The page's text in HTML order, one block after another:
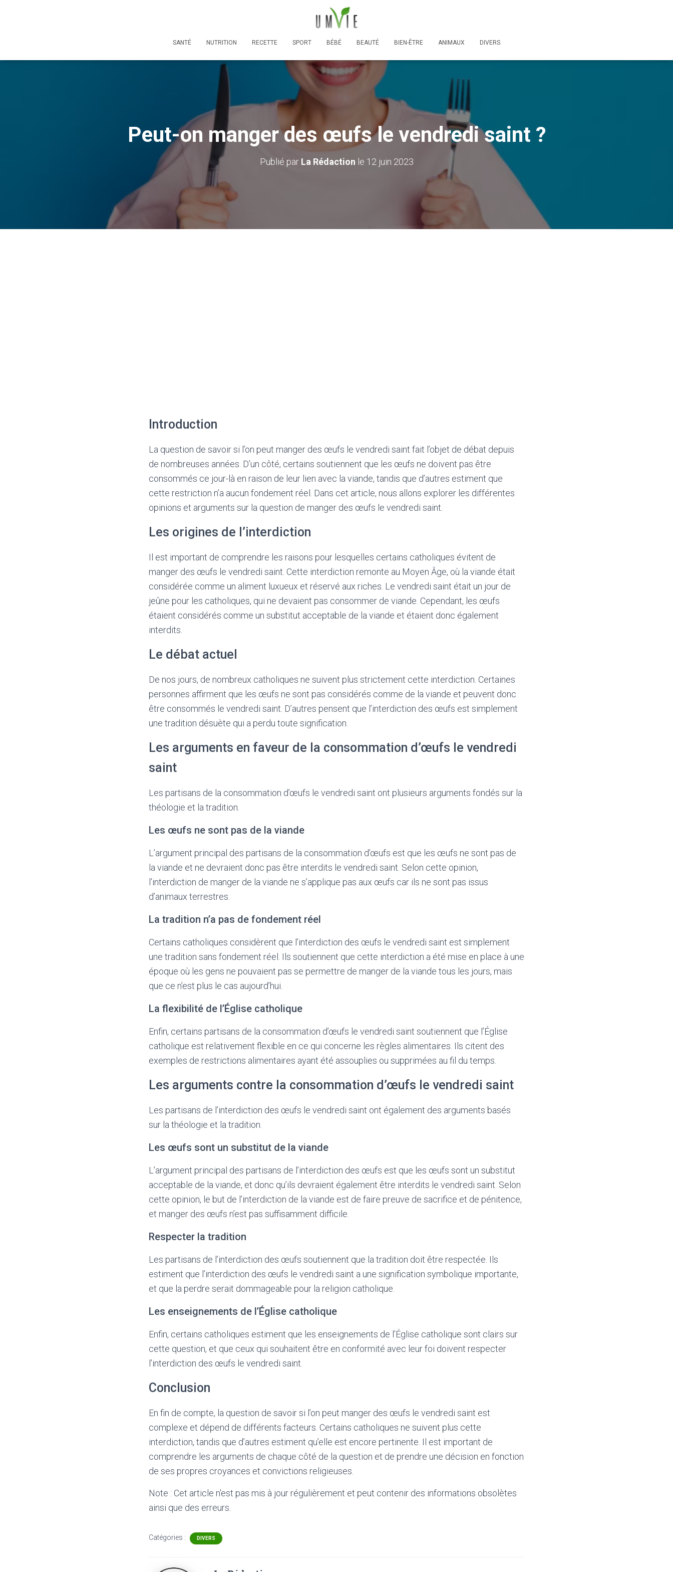
SANTÉ NUTRITION RECETTE SPORT BÉBÉ BEAUTÉ BIEN-ÊTRE ANIMAUX DIVERS
Peut-on manger des œufs le vendredi saint ?
Publié par La Rédaction le 12 juin 2023
Introduction
La question de savoir si l’on peut manger des œufs le vendredi saint fait l’objet de débat depuis
de nombreuses années. D’un côté, certains soutiennent que les œufs ne doivent pas être
consommés ce jour-là en raison de leur lien avec la viande, tandis que d’autres estiment que
cette restriction n’a aucun fondement réel. Dans cet article, nous allons explorer les différentes
opinions et arguments sur la question de manger des œufs le vendredi saint.
Les origines de l’interdiction
Il est important de comprendre les raisons pour lesquelles certains catholiques évitent de
manger des œufs le vendredi saint. Cette interdiction remonte au Moyen Âge, où la viande était
considérée comme un aliment luxueux et réservé aux riches. Le vendredi saint était un jour de
jeûne pour les catholiques, qui ne devaient pas consommer de viande. Cependant, les œufs
étaient considérés comme un substitut acceptable de la viande et étaient donc également
interdits.
Le débat actuel
De nos jours, de nombreux catholiques ne suivent plus strictement cette interdiction. Certaines
personnes affirment que les œufs ne sont pas considérés comme de la viande et peuvent donc
être consommés le vendredi saint. D’autres pensent que l’interdiction des œufs est simplement
une tradition désuète qui a perdu toute signification.
Les arguments en faveur de la consommation d’œufs le vendredi
saint
Les partisans de la consommation d’œufs le vendredi saint ont plusieurs arguments fondés sur la
théologie et la tradition.
Les œufs ne sont pas de la viande
L’argument principal des partisans de la consommation d’œufs est que les œufs ne sont pas de
la viande et ne devraient donc pas être interdits le vendredi saint. Selon cette opinion,
l’interdiction de manger de la viande ne s’applique pas aux œufs car ils ne sont pas issus
d’animaux terrestres.
La tradition n’a pas de fondement réel
Certains catholiques considèrent que l’interdiction des œufs le vendredi saint est simplement
une tradition sans fondement réel. Ils soutiennent que cette interdiction a été mise en place à une
époque où les gens ne pouvaient pas se permettre de manger de la viande tous les jours, mais
que ce n’est plus le cas aujourd’hui.
La flexibilité de l’Église catholique
Enfin, certains partisans de la consommation d’œufs le vendredi saint soutiennent que l’Église
catholique est relativement flexible en ce qui concerne les règles alimentaires. Ils citent des
exemples de restrictions alimentaires ayant été assouplies ou supprimées au fil du temps.
Les arguments contre la consommation d’œufs le vendredi saint
Les partisans de l’interdiction des œufs le vendredi saint ont également des arguments basés
sur la théologie et la tradition.
Les œufs sont un substitut de la viande
L’argument principal des partisans de l’interdiction des œufs est que les œufs sont un substitut
acceptable de la viande, et donc qu’ils devraient également être interdits le vendredi saint. Selon
cette opinion, le but de l’interdiction de la viande est de faire preuve de sacrifice et de pénitence,
et manger des œufs n’est pas suffisamment difficile.
Respecter la tradition
Les partisans de l’interdiction des œufs soutiennent que la tradition doit être respectée. Ils
estiment que l’interdiction des œufs le vendredi saint a une signification symbolique importante,
et que la perdre serait dommageable pour la religion catholique.
Les enseignements de l’Église catholique
Enfin, certains catholiques estiment que les enseignements de l’Église catholique sont clairs sur
cette question, et que ceux qui souhaitent être en conformité avec leur foi doivent respecter
l’interdiction des œufs le vendredi saint.
Conclusion
En fin de compte, la question de savoir si l’on peut manger des œufs le vendredi saint est
complexe et dépend de différents facteurs. Certains catholiques ne suivent plus cette
interdiction, tandis que d’autres estiment qu’elle est encore pertinente. Il est important de
comprendre les arguments de chaque côté de la question et de prendre une décision en fonction
de ses propres croyances et convictions religieuses.
Note : Cet article n'est pas mis à jour régulièrement et peut contenir des informations obsolètes
ainsi que des erreurs.
Catégories : DIVERS